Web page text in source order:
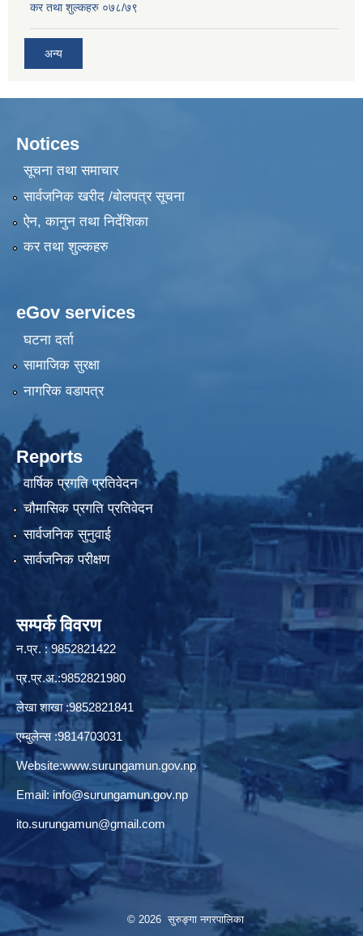
कर तथा शुल्कहरु ०७८/७९
अन्य
Notices
सूचना तथा समाचार
सार्वजनिक खरीद /बोलपत्र सूचना
ऐन, कानुन तथा निर्देशिका
कर तथा शुल्कहरु
eGov services
घटना दर्ता
सामाजिक सुरक्षा
नागरिक वडापत्र
Reports
वार्षिक प्रगति प्रतिवेदन
चौमासिक प्रगति प्रतिवेदन
सार्वजनिक सुनुवाई
सार्वजनिक परीक्षण
सम्पर्क विवरण
न.प्र. : 9852821422
प्र.प्र.अ.:9852821980
लेखा शाखा :9852821841
एम्बुलेन्स :9814703031
Website:www.surungamun.gov.np
Email: info@surungamun.gov.np
ito.surungamun@gmail.com
© 2026 सुरुङ्‍गा नगरपालिका